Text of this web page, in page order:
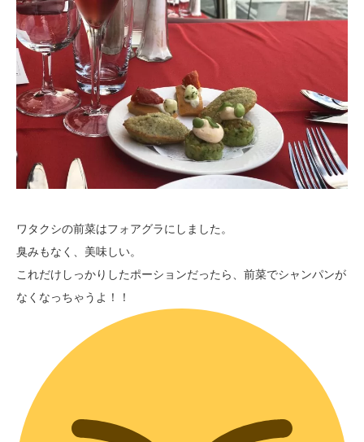
ワタクシの前菜はフォアグラにしました。
臭みもなく、美味しい。
これだけしっかりしたポーションだったら、前菜でシャンパンが
なくなっちゃうよ！！